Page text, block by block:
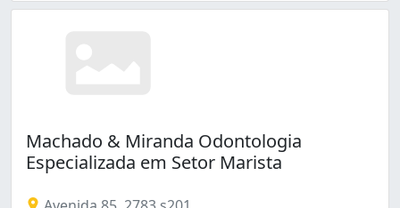
Machado & Miranda Odontologia
Especializada em Setor Marista